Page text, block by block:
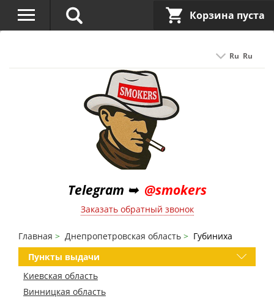
Ru Ru
Telegram ➥ @smokers
Заказать обратный звонок
Корзина пуста
Главная Днепропетровская область
Губиниха
Пункты выдачи
Киевская область
Винницкая область